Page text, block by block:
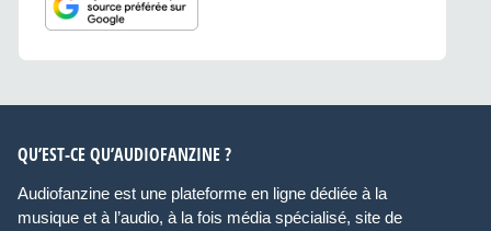
QU’EST-CE QU’AUDIOFANZINE ?
Audiofanzine est une plateforme en ligne dédiée à la
musique et à l’audio, à la fois média spécialisé, site de